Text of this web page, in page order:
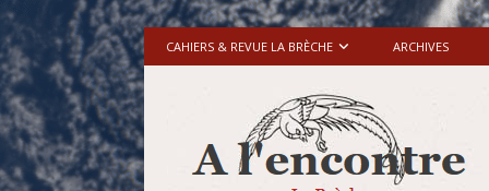
CAHIERS & REVUE LA BRÈCHE ARCHIVES